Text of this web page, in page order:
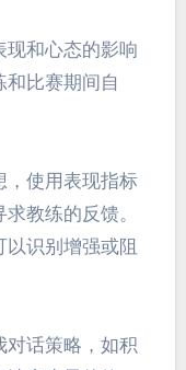
著影响运动员
员克服挑战，保
采用可视化和
变为赋能信念，
话的有